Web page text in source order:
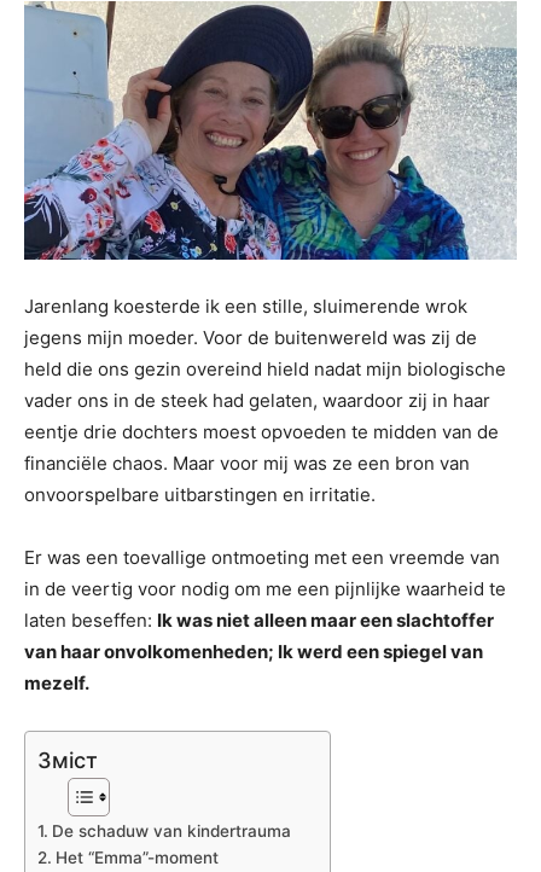
Jarenlang koesterde ik een stille, sluimerende wrok
jegens mijn moeder. Voor de buitenwereld was zij de
held die ons gezin overeind hield nadat mijn biologische
vader ons in de steek had gelaten, waardoor zij in haar
eentje drie dochters moest opvoeden te midden van de
financiële chaos. Maar voor mij was ze een bron van
onvoorspelbare uitbarstingen en irritatie.
Er was een toevallige ontmoeting met een vreemde van
in de veertig voor nodig om me een pijnlijke waarheid te
laten beseffen: Ik was niet alleen maar een slachtoffer
van haar onvolkomenheden; Ik werd een spiegel van
mezelf.
Зміст
De schaduw van kindertrauma
Het “Emma”-moment